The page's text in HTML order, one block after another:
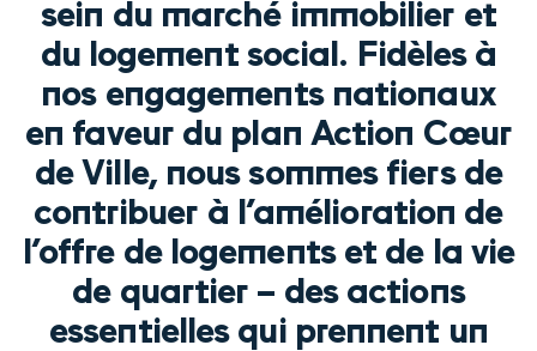
sein du marché immobilier et
du logement social. Fidèles à
nos engagements nationaux
en faveur du plan Action Cœur
de Ville, nous sommes fiers de
contribuer à l’amélioration de
l’offre de logements et de la vie
de quartier – des actions
essentielles qui prennent un